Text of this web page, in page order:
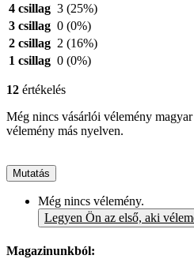
4 csillag 3 (25%)
3 csillag 0 (0%)
2 csillag 2 (16%)
1 csillag 0 (0%)
12 értékelés
Még nincs vásárlói vélemény
vélemény más nyelven.
Mutatás
Még nincs vélemény.
Legyen Ön az első, aki
Magazinunkból: